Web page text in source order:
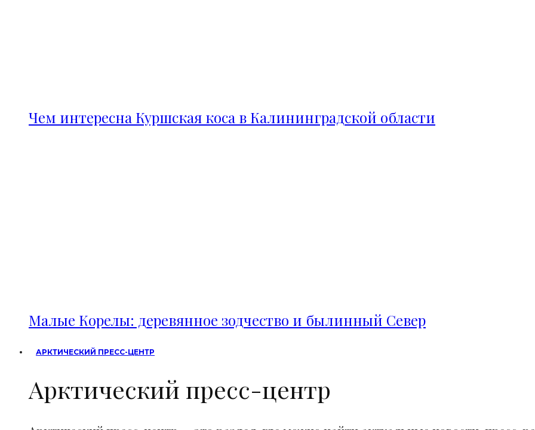
Чем интересна Куршская коса в Калининградской области
Малые Корелы: деревянное зодчество и былинный Север
АРКТИЧЕСКИЙ ПРЕСС-ЦЕНТР
Арктический пресс-центр